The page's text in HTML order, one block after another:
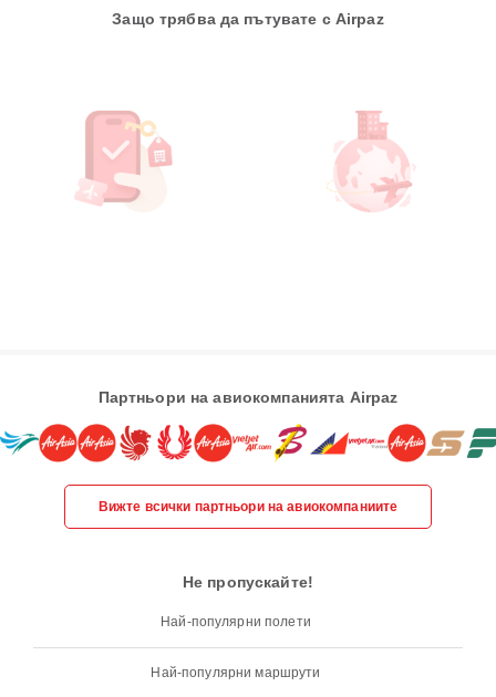
Защо трябва да пътувате с Airpaz
Партньори на авиокомпанията Airpaz
Вижте всички партньори на авиокомпаниите
Не пропускайте!
Най-популярни полети
Най-популярни маршрути